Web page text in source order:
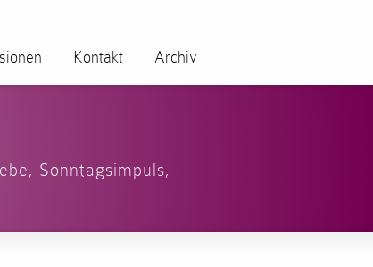
Kontakt Archiv
, Sonntagsimpuls,